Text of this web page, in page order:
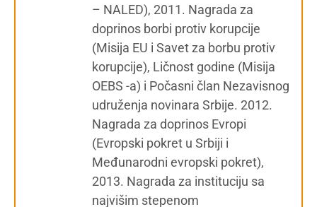
– NALED), 2011. Nagrada za
doprinos borbi protiv korupcije
(Misija EU i Savet za borbu protiv
korupcije), Ličnost godine (Misija
OEBS -a) i Počasni član Nezavisnog
udruženja novinara Srbije. 2012.
Nagrada za doprinos Evropi
(Evropski pokret u Srbiji i
Međunarodni evropski pokret),
2013. Nagrada za instituciju sa
najvišim stepenom